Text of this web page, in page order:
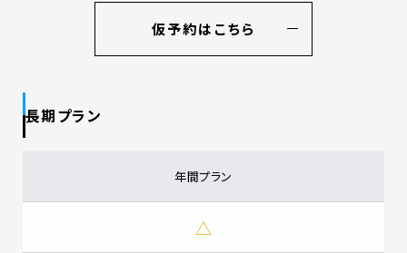
仮予約はこちら
長期プラン
年間プラン
△